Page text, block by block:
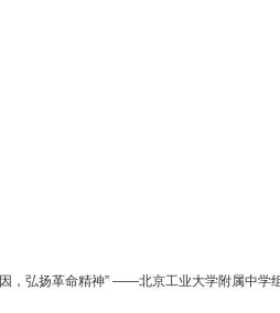
，弘扬革命精神” ——北京工业大学附属中学